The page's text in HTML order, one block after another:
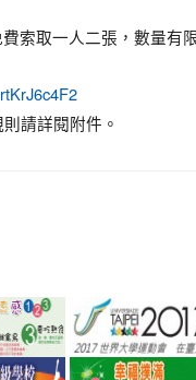
索取一人二張，數量有
請詳閱附件。
rabies
link
to
http://
link